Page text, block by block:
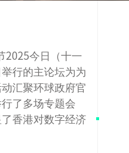
今日（十一
行的主论坛为为
汇聚环球政府官
了多场专题会
香港对数字经济